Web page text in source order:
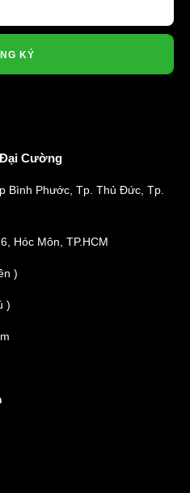
KÝ
Đại Cường
Bình Phước, Tp. Thủ Đức, Tp.
Hóc Môn, TP.HCM
)
)